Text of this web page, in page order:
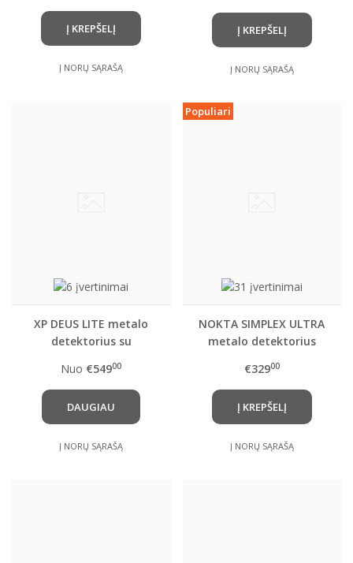
Į KREPŠELĮ
Į NORŲ SĄRAŠĄ
Į KREPŠELĮ
Į NORŲ SĄRAŠĄ
XP DEUS LITE metalo
detektorius su
belaidėmis ausinėmis
WS4 ( WS4 Master )
Nuo €54900
DAUGIAU
Į NORŲ SĄRAŠĄ
Populiari
NOKTA SIMPLEX ULTRA
metalo detektorius
€32900
Į KREPŠELĮ
Į NORŲ SĄRAŠĄ